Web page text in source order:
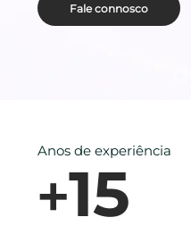
Fale connosco
Anos de experiência
+15